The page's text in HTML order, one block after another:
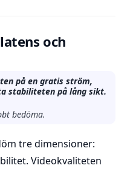
och
på en gratis ström,
stabiliteten på lång sikt.
bedöma.
tre dimensioner:
Videokvaliteten